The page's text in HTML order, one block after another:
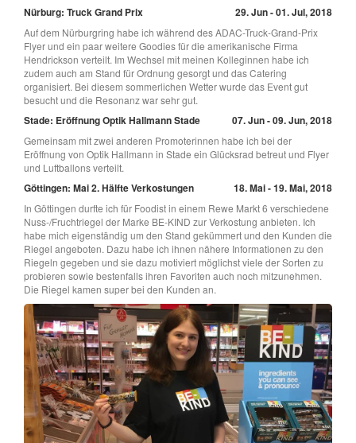
Nürburg: Truck Grand Prix 29. Jun - 01. Jul, 2018
Auf dem Nürburgring habe ich während des ADAC-Truck-Grand-Prix
Flyer und ein paar weitere Goodies für die amerikanische Firma
Hendrickson verteilt. Im Wechsel mit meinen Kolleginnen habe ich
zudem auch am Stand für Ordnung gesorgt und das Catering
organisiert. Bei diesem sommerlichen Wetter wurde das Event gut
besucht und die Resonanz war sehr gut.
Stade: Eröffnung Optik Hallmann Stade 07. Jun - 09. Jun, 2018
Gemeinsam mit zwei anderen Promoterinnen habe ich bei der
Eröffnung von Optik Hallmann in Stade ein Glücksrad betreut und Flyer
und Luftballons verteilt.
Göttingen: Mai 2. Hälfte Verkostungen 18. Mai - 19. Mai, 2018
In Göttingen durfte ich für Foodist in einem Rewe Markt 6 verschiedene
Nuss-/Fruchtriegel der Marke BE-KIND zur Verkostung anbieten. Ich
habe mich eigenständig um den Stand gekümmert und den Kunden die
Riegel angeboten. Dazu habe ich ihnen nähere Informationen zu den
Riegeln gegeben und sie dazu motiviert möglichst viele der Sorten zu
probieren sowie bestenfalls ihren Favoriten auch noch mitzunehmen.
Die Riegel kamen super bei den Kunden an.